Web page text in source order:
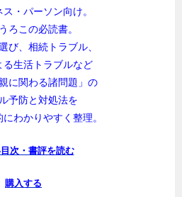
・パーソン向け。
ろこの必読書。
び、相続トラブル、
る生活トラブルなど
に関わる諸問題」の
予防と対処法を
わかりやすく整理。
次・書評を読む
購入する